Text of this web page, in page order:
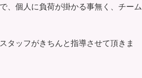
、個人に負荷が掛かる事無く、チーム
タッフがきちんと指導させて頂きま